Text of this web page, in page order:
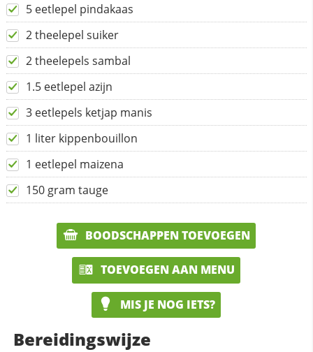
5 eetlepel pindakaas
2 theelepel suiker
2 theelepels sambal
1.5 eetlepel azijn
3 eetlepels ketjap manis
1 liter kippenbouillon
1 eetlepel maizena
150 gram tauge
BOODSCHAPPEN TOEVOEGEN
TOEVOEGEN AAN MENU
MIS JE NOG IETS?
Bereidingswijze